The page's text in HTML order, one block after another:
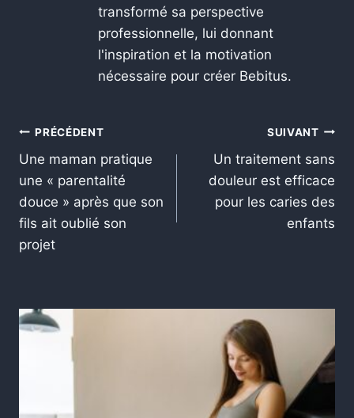
transformé sa perspective
professionnelle, lui donnant
l'inspiration et la motivation
nécessaire pour créer Bebitus.
PRÉCÉDENT
Une maman pratique
une « parentalité
douce » après que son
fils ait oublié son
projet
SUIVANT
Un traitement sans
douleur est efficace
pour les caries des
enfants